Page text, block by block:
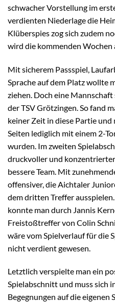
schwacher Vorstellung im
verdienten Niederlage die
Klüberspies zog sich zudem
wird die kommenden Wochen
Mit sicherem Passspiel,
Sprache auf dem Platz wollte
ziehen. Doch eine
der TSV Grötzingen. So fand
keiner Zeit in diese Partie und
Seiten lediglich mit einem 2-
wurden. Im zweiten
druckvoller und
bessere Team. Mit
offensiver, die Aichtaler
dem dritten Treffer
konnte man durch Jannis
Freistoßtreffer von Colin
wäre vom Spielverlauf für die
nicht verdient gewesen.
Letztlich verspielte man ein
Spielabschnitt und muss sich
Begegnungen auf die eigenen